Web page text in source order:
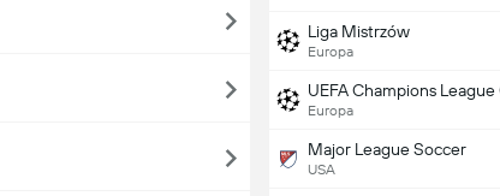
Liga Mistrzów
Europa
UEFA Champions
Europa
Major League Soccer
USA